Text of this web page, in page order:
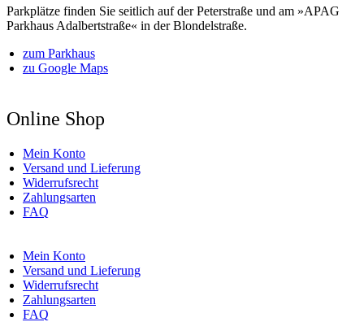
Parkplätze finden Sie seitlich auf der Peterstraße und am »APAG
Parkhaus Adalbertstraße« in der Blondelstraße.
zum Parkhaus
zu Google Maps
Online Shop
Mein Konto
Versand und Lieferung
Widerrufsrecht
Zahlungsarten
FAQ
Mein Konto
Versand und Lieferung
Widerrufsrecht
Zahlungsarten
FAQ